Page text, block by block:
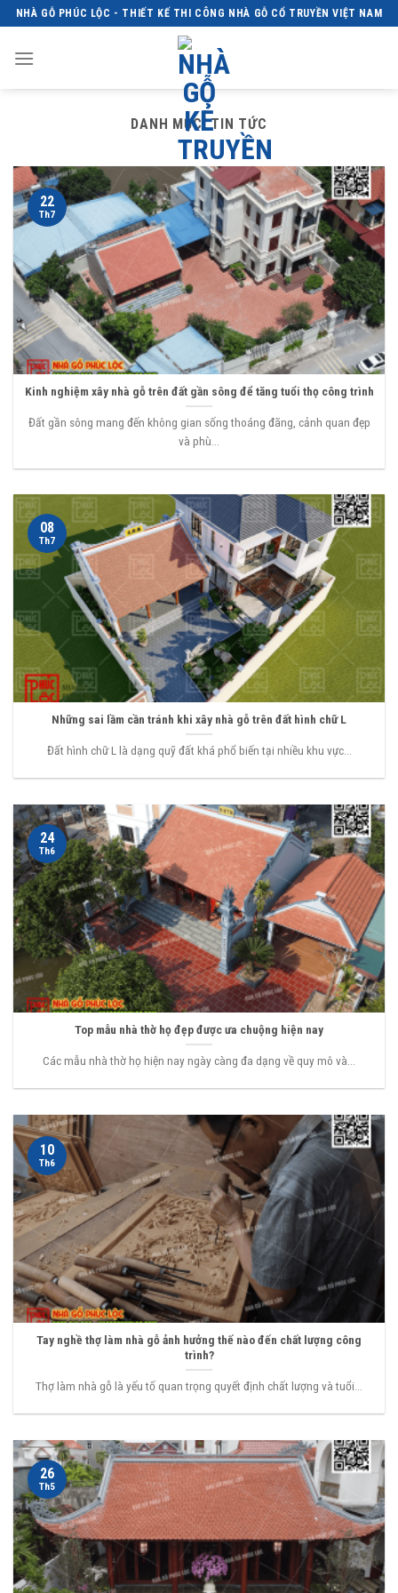
Skip
to
content
NHÀ GỖ PHÚC LỘC - THIẾT KẾ THI CÔNG NHÀ GỖ CỔ TRUYỀN VIỆT NAM
DANH MỤC:TIN TỨC
Kinh nghiệm xây nhà gỗ trên đất gần sông để tăng tuổi thọ công trình
Đất gần sông mang đến không gian sống thoáng đãng, cảnh quan đẹp
và phù...
22
Th7
Những sai lầm cần tránh khi xây nhà gỗ trên đất hình chữ L
Đất hình chữ L là dạng quỹ đất khá phổ biến tại nhiều khu vực...
08
Th7
Top mẫu nhà thờ họ đẹp được ưa chuộng hiện nay
Các mẫu nhà thờ họ hiện nay ngày càng đa dạng về quy mô và...
24
Th6
Tay nghề thợ làm nhà gỗ ảnh hưởng thế nào đến chất lượng công
trình?
Thợ làm nhà gỗ là yếu tố quan trọng quyết định chất lượng và tuổi...
10
Th6
26
Th5